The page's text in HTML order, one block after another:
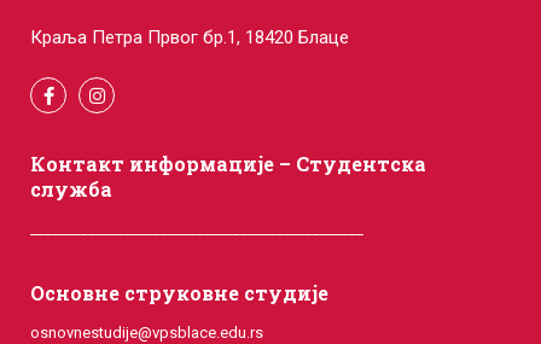
Краља Петра Првог бр.1, 18420 Блаце
Контакт информације – Студентска
служба
Основне струковне студије
osnovnestudije@vpsblace.edu.rs